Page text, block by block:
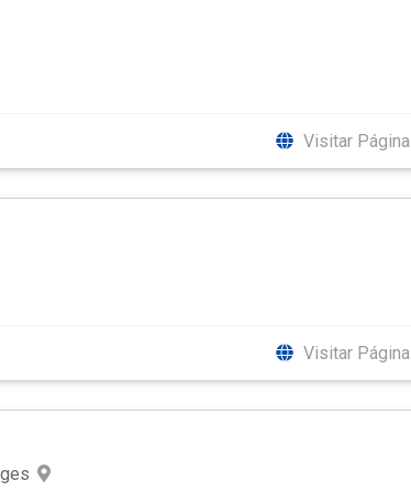
Visitar Página
Visitar Página